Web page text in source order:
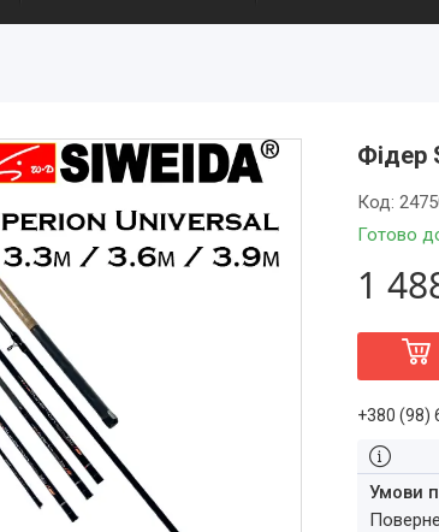
Фідер
Готово
Код:
1
+380 (98)